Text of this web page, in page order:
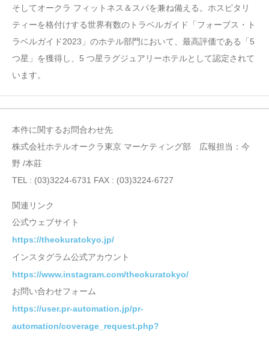
そしてオークラ フィットネス＆スパを兼ね備える。ホスピタリ
ティーを格付けする世界有数のトラベルガイド「フォーブス・ト
ラベルガイド2023」のホテル部門において、最高評価である「5
つ星」を獲得し、5 つ星ラグジュアリーホテルとして認定されて
います。
本件に関するお問合わせ先
株式会社ホテルオークラ東京 マーケティング部 広報担当：今
野 /本莊
TEL : (03)3224-6731 FAX : (03)3224-6727
関連リンク
公式ウェブサイト
https://theokuratokyo.jp/
インスタグラム公式アカウント
https://www.instagram.com/theokuratokyo/
お問い合わせフォーム
https://user.pr-automation.jp/pr-
automation/coverage_request.php?